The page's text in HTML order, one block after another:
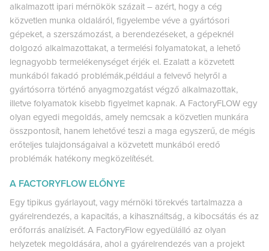
alkalmazott ipari mérnökök százait – azért, hogy a cég
közvetlen munka oldaláról, figyelembe véve a gyártósori
gépeket, a szerszámozást, a berendezéseket, a gépeknél
dolgozó alkalmazottakat, a termelési folyamatokat, a lehető
legnagyobb termelékenységet érjék el. Ezalatt a közvetett
munkából fakadó problémák,például a felvevő helyről a
gyártósorra történő anyagmozgatást végző alkalmazottak,
illetve folyamatok kisebb figyelmet kapnak. A FactoryFLOW egy
olyan egyedi megoldás, amely nemcsak a közvetlen munkára
összpontosít, hanem lehetővé teszi a maga egyszerű, de mégis
erőteljes tulajdonságaival a közvetett munkából eredő
problémák hatékony megközelítését.
A FACTORYFLOW ELŐNYE
Egy tipikus gyárlayout, vagy mérnöki törekvés tartalmazza a
gyárelrendezés, a kapacitás, a kihasználtság, a kibocsátás és az
erőforrás analízisét. A FactoryFlow egyedülálló az olyan
helyzetek megoldására, ahol a gyárelrendezés van a projekt